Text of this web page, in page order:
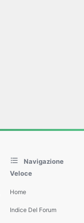
Navigazione
Veloce
Home
Indice Del Forum